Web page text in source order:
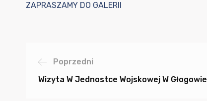
ZAPRASZAMY DO GALERII
Poprzedni
Wizyta W Jednostce Wojskowej W Głogowie